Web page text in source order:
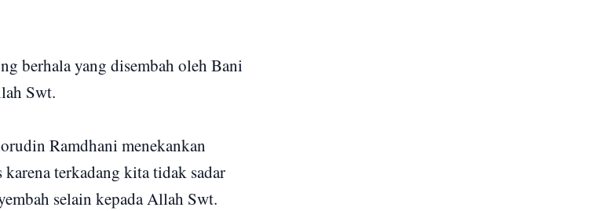
berhala yang disembah oleh Bani
Swt.
Ramdhani menekankan
terkadang kita tidak sadar
selain kepada Allah Swt.